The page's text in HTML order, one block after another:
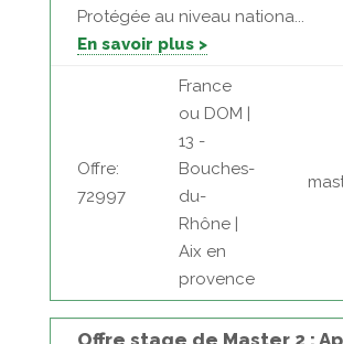
Protégée au niveau nationa...
En savoir plus >
Offre:
72997
France
ou DOM |
13 -
Bouches-
du-
Rhône |
Aix en
provence
Offre stage de Master 2 :